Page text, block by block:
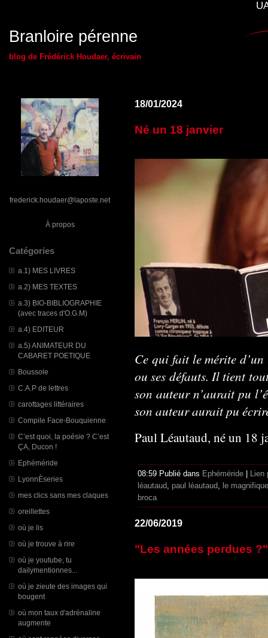
Branloire pérenne
blog de Frédérick Houdaer, écrivain
frederick.houdaer@laposte.net
À propos
Catégories
a.1) MES LIVRES
a.2) MES TEXTES
a.3) BIO-BIBLIOGRAPHIE
(avec traces d'O.G.M)
a.4) EDITEUR
a.5) ANIMATEUR DU
CABARET POETIQUE
Boussole
C.A.P de lettres
carottages littéraires
Compile Face-Bouquienne
C’est quoi, la poésie ? C’est
ÇA, Ducon !
Ephéméride
LyonnÈseries
mes clics sans mes claques
oreillettes
où je lis
où je trouve à rire
où je youtube, tu
dailymentionnes...
où je zieute des images qui
bougent
où mon taux d'adrénaline
augmente
18/01/2024
Né un 18 janvier
Ce qui fait le mérite
ou ses défauts. Il tient
son auteur n’aurait pu
son auteur aurait pu
Paul Léautaud, né un 18
08:59 Publié dans Ephéméride
Lien
léautaud, paul léautaud, le magnifique
broca
22/06/2019
"Les années perdues ?"